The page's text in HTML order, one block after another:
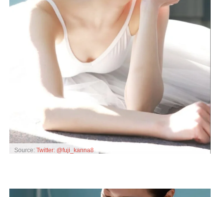
Source: Twitter: @fuji_kanna8